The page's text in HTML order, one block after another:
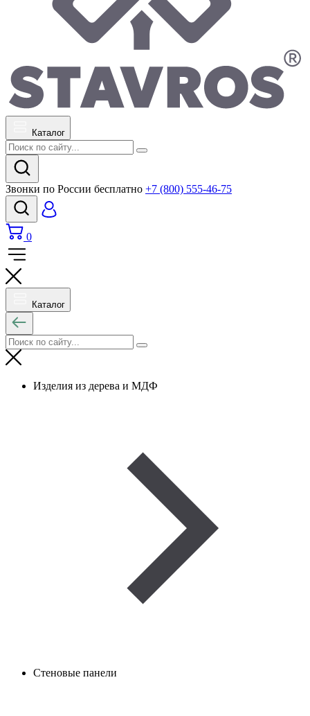
Каталог
Звонки по России бесплатно +7 (800) 555-46-75
0
Каталог
Изделия из дерева и МДФ
Стеновые панели